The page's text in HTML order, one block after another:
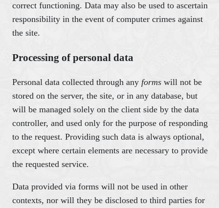
correct functioning. Data may also be used to ascertain
responsibility in the event of computer crimes against
the site.
Processing of personal data
Personal data collected through any forms will not be
stored on the server, the site, or in any database, but
will be managed solely on the client side by the data
controller, and used only for the purpose of responding
to the request. Providing such data is always optional,
except where certain elements are necessary to provide
the requested service.
Data provided via forms will not be used in other
contexts, nor will they be disclosed to third parties for